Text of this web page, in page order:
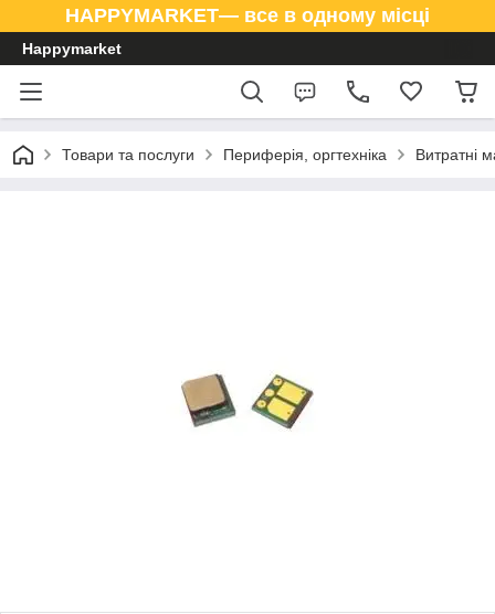
HAPPYMARKET— все в одному місці
Happymarket
Товари та послуги Периферія, оргтехніка Витратні